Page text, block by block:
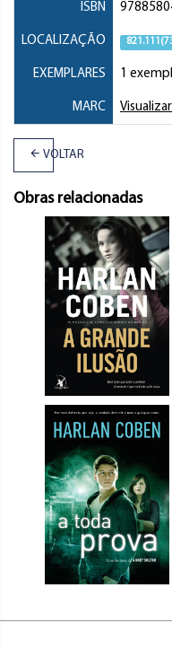
ISBN
LOCALIZAÇÃO
EXEMPLARES 1
MARC
VOLTAR
Obras relacionadas